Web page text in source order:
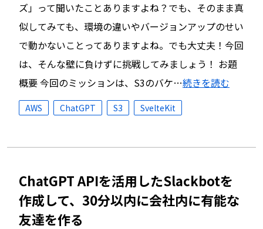
ズ」って聞いたことありますよね？でも、そのまま真
似してみても、環境の違いやバージョンアップのせい
で動かないことってありますよね。でも大丈夫！今回
は、そんな壁に負けずに挑戦してみましょう！ お題
概要 今回のミッションは、S3のバケ…続きを読む
AWS ChatGPT S3 SvelteKit
ChatGPT APIを活用したSlackbotを
作成して、30分以内に会社内に有能な
友達を作る